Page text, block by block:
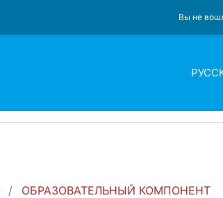
Вы не
ОБРАЗОВАТЕЛЬНЫЙ КОМПОНЕНТ